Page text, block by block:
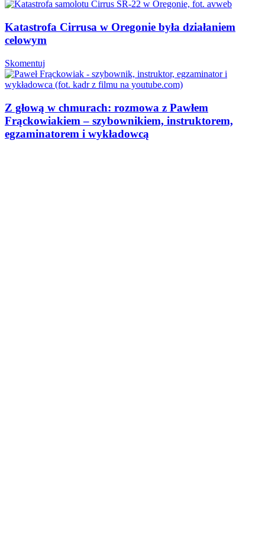
Katastrofa Cirrusa w Oregonie była działaniem
celowym
Skomentuj
Z głową w chmurach: rozmowa z Pawłem
Frąckowiakiem – szybownikiem, instruktorem,
egzaminatorem i wykładowcą